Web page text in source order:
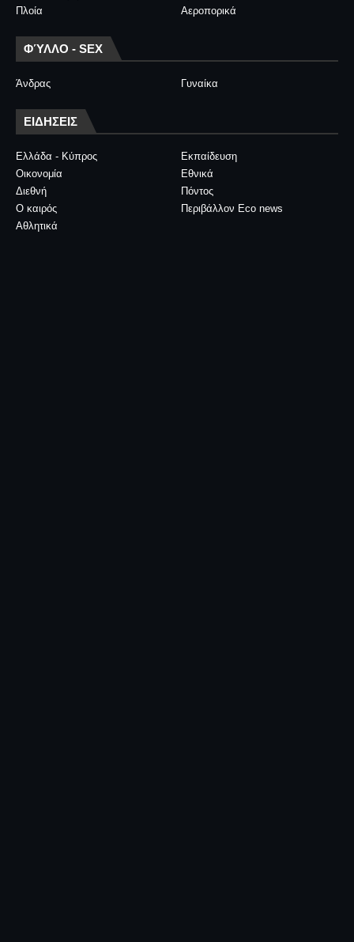
Πλοία
Αεροπορικά
ΦΎΛΛΟ - SEX
Άνδρας Γυναίκα
ΕΙΔΗΣΕΙΣ
Ελλάδα - Κύπρος
Εκπαίδευση
Οικονομία
Εθνικά
Διεθνή
Πόντος
Ο καιρός
Περιβάλλον Eco news
Αθλητικά